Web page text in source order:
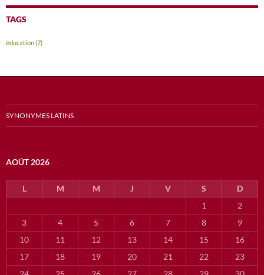
TAGS
éducation(7)
SYNONYMES LATINS
AOÛT 2026
L M M J V S
D
1
2
3
4 5 6 7 8
9
10
11 12 13 14 15
16
17
18 19 20 21 22
23